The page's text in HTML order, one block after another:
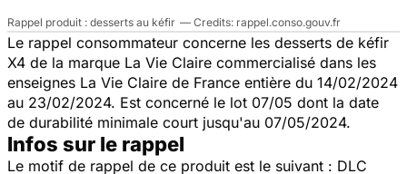
Rappel produit : desserts au kéfir rappel.conso.gouv.fr
Le rappel consommateur concerne les desserts de kéfir
X4 de la marque La Vie Claire commercialisé dans les
enseignes La Vie Claire de France entière du 14/02/2024
au 23/02/2024. Est concerné le lot 07/05 dont la date
de durabilité minimale court jusqu'au 07/05/2024.
Infos sur le rappel
Le motif de rappel de ce produit est le suivant : DLC